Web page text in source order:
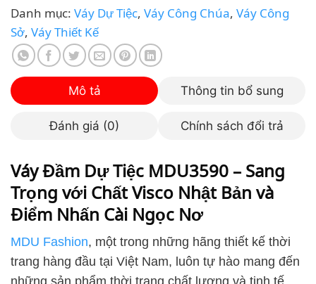
Danh mục:Váy Dự Tiệc,Váy Công Chúa,Váy Công
Sở,Váy Thiết Kế
Mô tả Thông tin bổ sung
Đánh giá (0) Chính sách đổi trả
Váy Đầm Dự Tiệc MDU3590 – Sang
Trọng với Chất Visco Nhật Bản và
Điểm Nhấn Cài Ngọc Nơ
MDU Fashion, một trong những hãng thiết kế thời
trang hàng đầu tại Việt Nam, luôn tự hào mang đến
những sản phẩm thời trang chất lượng và tinh tế